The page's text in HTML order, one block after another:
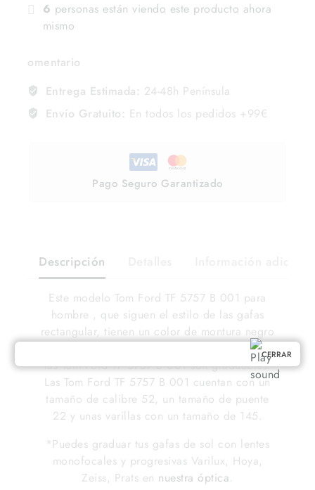
6 personas están viendo este producto ahora
mismo
omentario
Entrega Estimada: 24-48h Península
Envío Gratuito: En todos los pedidos +99€
Pago Seguro Garantizado
Descripción
Este modelo Tom Ford TF 5757 B 001 para
hombre , que siguen el estilo de las gafas
rectangular, tienen un color de montura negro
y cristales transparentes. El tipo de lentes de
las Tom Ford TF 5757 B 001 son graduables.
Las Tom Ford TF 5757 B 001 cuentan con un
tamaño de calibre 52, un tamaño de puente
22 y unas varillas con un tamaño de 145.
*Puedes graduar tus gafas de sol con lentes
monofocales y progresivas Varilux, Hoya,
Zeiss, Prats en nuestra óptica.
CERRAR